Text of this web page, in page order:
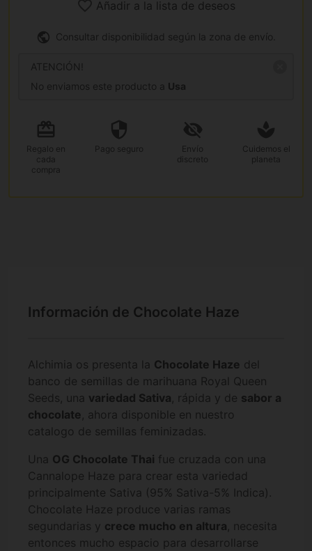
Añadir a la lista de deseos
Consultar disponibilidad según la zona de envío.
ATENCIÓN!
No enviamos este producto a Usa
Regalo en
cada
compra
Pago seguro
Envío
discreto
Cuidemos el
planeta
Información de Chocolate Haze
Alchimia os presenta la Chocolate Haze del
banco de semillas de marihuana Royal Queen
Seeds, una variedad Sativa, rápida y de sabor a
chocolate, ahora disponible en nuestro
catalogo de semillas feminizadas.
Una OG Chocolate Thai fue cruzada con una
Cannalope Haze para crear esta variedad
principalmente Sativa (95% Sativa-5% Indica).
Chocolate Haze produce varias ramas
segundarias y crece mucho en altura, necesita
entonces mucho espacio para desarrollarse